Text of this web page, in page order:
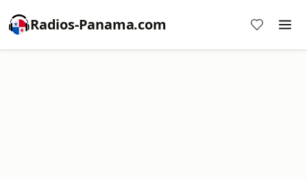
Radios-Panama.com